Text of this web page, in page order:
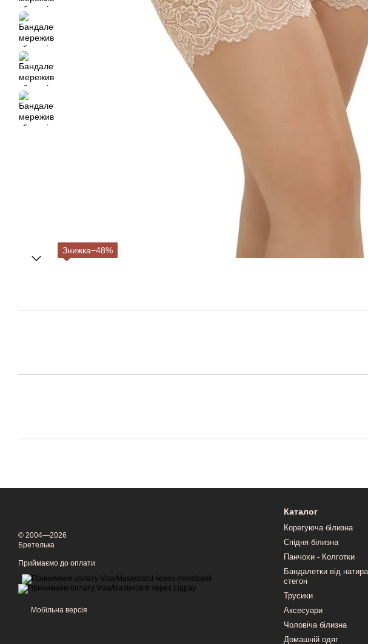
Знижка−48%
© 2004—2026
Бретелька
Приймаємо до оплати
Мобільна версія
Каталог
Корегуюча білизна
Спідня білизна
Панчохи - Колготки
Бандалетки від
стегон
Трусики
Аксесуари
Чоловіча білизна
Домашній одяг